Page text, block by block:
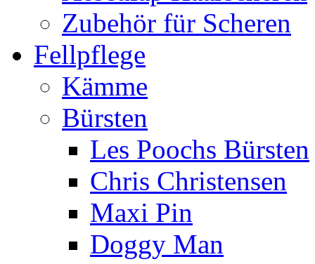
Zubehör für Scheren
Fellpflege
Kämme
Bürsten
Les Poochs Bürsten
Chris Christensen
Maxi Pin
Doggy Man